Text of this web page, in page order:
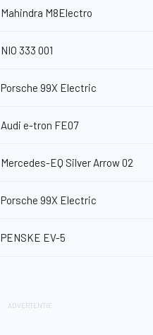
Mahindra M8Electro
NIO 333 001
Porsche 99X Electric
Audi e-tron FE07
Mercedes-EQ Silver Arrow 02
Porsche 99X Electric
PENSKE EV-5